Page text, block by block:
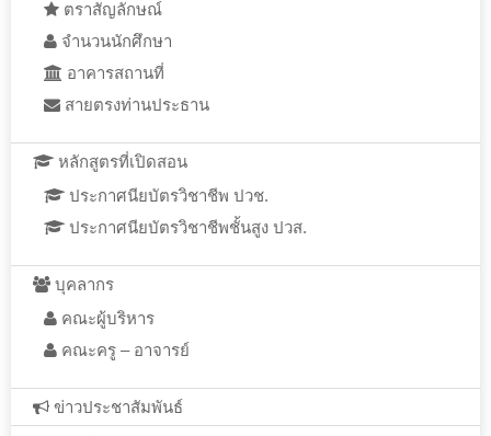
ตราสัญลักษณ์
จำนวนนักศึกษา
อาคารสถานที่
สายตรงท่านประธาน
หลักสูตรที่เปิดสอน
ประกาศนียบัตรวิชาชีพ ปวช.
ประกาศนียบัตรวิชาชีพชั้นสูง ปวส.
บุคลากร
คณะผู้บริหาร
คณะครู – อาจารย์
ข่าวประชาสัมพันธ์